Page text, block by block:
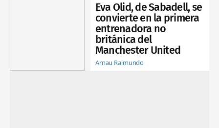
Eva Olid, de Sabadell, se
convierte en la primera
entrenadora no
británica del
Manchester United
Arnau Raimundo